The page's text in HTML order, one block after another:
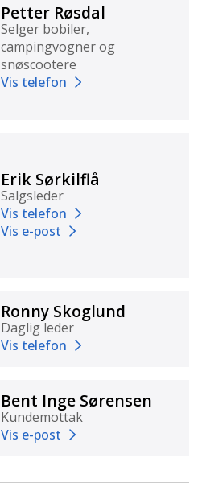
Petter Røsdal
Selger bobiler,
campingvogner og
snøscootere
Vis telefon
Erik Sørkilflå
Salgsleder
Vis telefon
Vis e-post
Ronny Skoglund
Daglig leder
Vis telefon
Bent Inge Sørensen
Kundemottak
Vis e-post